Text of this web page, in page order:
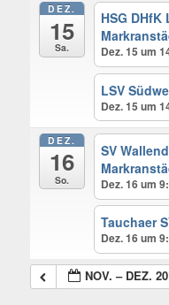
DEZ.
15
Sa.
HSG DHfK
Dez. 15 um
LSV
Dez. 15 um
DEZ.
16
So.
SV
Dez. 16 um
Tauchaer
Dez. 16 um
NOV. – DEZ.